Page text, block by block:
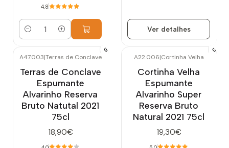
4.8
Quantidade
Ver detalhes
A47.003|Terras de Conclave
Terras de Conclave
Espumante
Alvarinho Reserva
Bruto Natutal 2021
75cl
18,90€
A22.006|Cortinha Velha
Cortinha Velha
Espumante
Alvarinho Super
Reserva Bruto
Natural 2021 75cl
19,30€